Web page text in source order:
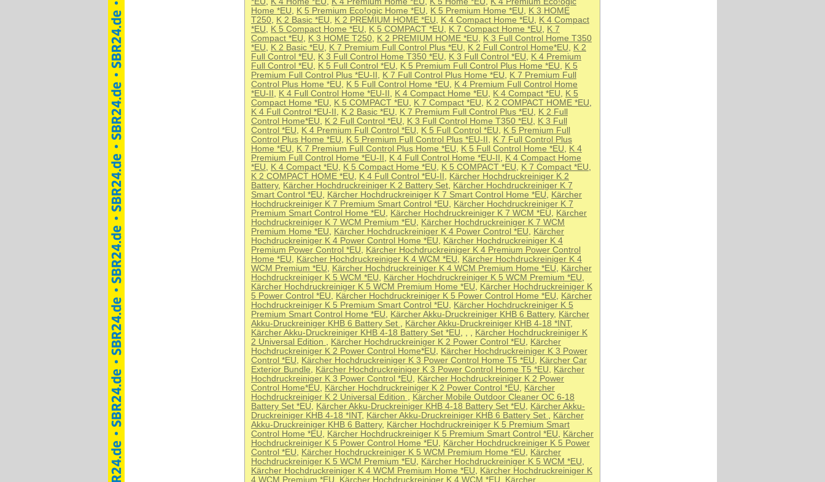
Home *EU, K 5 Premium Eco!ogic Home *EU, K 5 Premium Home *EU, K 3 HOME
T250, K 2 Basic *EU, K 2 PREMIUM HOME *EU, K 4 Compact Home *EU, K 4 Compact
*EU, K 5 Compact Home *EU, K 5 COMPACT *EU, K 7 Compact Home *EU, K 7
Compact *EU, K 3 HOME T250, K 2 PREMIUM HOME *EU, K 3 Full Control Home T350
*EU, K 2 Basic *EU, K 7 Premium Full Control Plus *EU, K 2 Full Control Home*EU, K 2
Full Control *EU, K 3 Full Control Home T350 *EU, K 3 Full Control *EU, K 4 Premium
Full Control *EU, K 5 Full Control *EU, K 5 Premium Full Control Plus Home *EU, K 5
Premium Full Control Plus *EU-II , K 7 Full Control Plus Home *EU, K 7 Premium Full
Control Plus Home *EU, K 5 Full Control Home *EU, K 4 Premium Full Control Home
*EU-II , K 4 Full Control Home *EU-II , K 4 Compact Home *EU, K 4 Compact *EU, K 5
Compact Home *EU, K 5 COMPACT *EU, K 7 Compact *EU, K 2 COMPACT HOME *EU,
K 4 Full Control *EU-II , K 2 Basic *EU, K 7 Premium Full Control Plus *EU, K 2 Full
Control Home*EU, K 2 Full Control *EU, K 3 Full Control Home T350 *EU, K 3 Full
Control *EU, K 4 Premium Full Control *EU, K 5 Full Control *EU, K 5 Premium Full
Control Plus Home *EU, K 5 Premium Full Control Plus *EU-II , K 7 Full Control Plus
Home *EU, K 7 Premium Full Control Plus Home *EU, K 5 Full Control Home *EU, K 4
Premium Full Control Home *EU-II , K 4 Full Control Home *EU-II , K 4 Compact Home
*EU, K 4 Compact *EU, K 5 Compact Home *EU, K 5 COMPACT *EU, K 7 Compact *EU,
K 2 COMPACT HOME *EU, K 4 Full Control *EU-II , Kärcher Hochdruckreiniger K 2
Battery, Kärcher Hochdruckreiniger K 2 Battery Set, Kärcher Hochdruckreiniger K 7
Smart Control *EU, Kärcher Hochdruckreiniger K 7 Smart Control Home *EU, Kärcher
Hochdruckreiniger K 7 Premium Smart Control *EU, Kärcher Hochdruckreiniger K 7
Premium Smart Control Home *EU, Kärcher Hochdruckreiniger K 7 WCM *EU, Kärcher
Hochdruckreiniger K 7 WCM Premium *EU, Kärcher Hochdruckreiniger K 7 WCM
Premium Home *EU, Kärcher Hochdruckreiniger K 4 Power Control *EU, Kärcher
Hochdruckreiniger K 4 Power Control Home *EU, Kärcher Hochdruckreiniger K 4
Premium Power Control *EU, Kärcher Hochdruckreiniger K 4 Premium Power Control
Home *EU, Kärcher Hochdruckreiniger K 4 WCM *EU, Kärcher Hochdruckreiniger K 4
WCM Premium *EU, Kärcher Hochdruckreiniger K 4 WCM Premium Home *EU, Kärcher
Hochdruckreiniger K 5 WCM *EU, Kärcher Hochdruckreiniger K 5 WCM Premium *EU,
Kärcher Hochdruckreiniger K 5 WCM Premium Home *EU, Kärcher Hochdruckreiniger K
5 Power Control *EU, Kärcher Hochdruckreiniger K 5 Power Control Home *EU, Kärcher
Hochdruckreiniger K 5 Premium Smart Control *EU, Kärcher Hochdruckreiniger K 5
Premium Smart Control Home *EU, Kärcher Akku-Druckreiniger KHB 6 Battery, Kärcher
Akku-Druckreiniger KHB 6 Battery Set , Kärcher Akku-Druckreiniger KHB 4-18 *INT,
Kärcher Akku-Druckreiniger KHB 4-18 Battery Set *EU, , , Kärcher Hochdruckreiniger K
2 Universal Edition , Kärcher Hochdruckreiniger K 2 Power Control *EU, Kärcher
Hochdruckreiniger K 2 Power Control Home*EU, Kärcher Hochdruckreiniger K 3 Power
Control *EU, Kärcher Hochdruckreiniger K 3 Power Control Home T5 *EU, Kärcher Car
Exterior Bundle, Kärcher Hochdruckreiniger K 3 Power Control Home T5 *EU, Kärcher
Hochdruckreiniger K 3 Power Control *EU, Kärcher Hochdruckreiniger K 2 Power
Control Home*EU, Kärcher Hochdruckreiniger K 2 Power Control *EU, Kärcher
Hochdruckreiniger K 2 Universal Edition , Kärcher Mobile Outdoor Cleaner OC 6-18
Battery Set *EU, Kärcher Akku-Druckreiniger KHB 4-18 Battery Set *EU, Kärcher Akku-
Druckreiniger KHB 4-18 *INT, Kärcher Akku-Druckreiniger KHB 6 Battery Set , Kärcher
Akku-Druckreiniger KHB 6 Battery, Kärcher Hochdruckreiniger K 5 Premium Smart
Control Home *EU, Kärcher Hochdruckreiniger K 5 Premium Smart Control *EU, Kärcher
Hochdruckreiniger K 5 Power Control Home *EU, Kärcher Hochdruckreiniger K 5 Power
Control *EU, Kärcher Hochdruckreiniger K 5 WCM Premium Home *EU, Kärcher
Hochdruckreiniger K 5 WCM Premium *EU, Kärcher Hochdruckreiniger K 5 WCM *EU,
Kärcher Hochdruckreiniger K 4 WCM Premium Home *EU, Kärcher Hochdruckreiniger K
4 WCM Premium *EU
Kärcher Hochdruckreiniger K 4 WCM *EU Kärcher